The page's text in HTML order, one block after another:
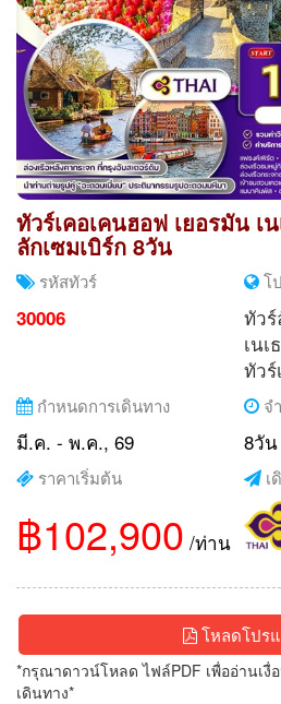
ทัวร์เคอเคนฮอฟ เยอรมัน เ
ลักเซมเบิร์ก 8วัน
รหัสทัวร์
30006
โ
ทัวร์
เน
ทัว
กำหนดการเดินทาง
มี.ค. - พ.ค., 69
จ
8วั
ราคาเริ่มต้น
฿102,900 /ท่าน
เ
โหลดโปร
*กรุณาดาวน์โหลด ไฟล์PDF เพื่ออ่านเงื่
เดินทาง*